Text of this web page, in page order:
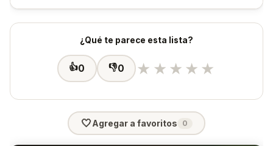
¿Qué te parece esta lista?
👍0 👎0 ★ ★ ★ ★ ★
🤍Agregar a favoritos 0